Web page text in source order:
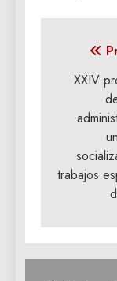
deXXIV
trabajos